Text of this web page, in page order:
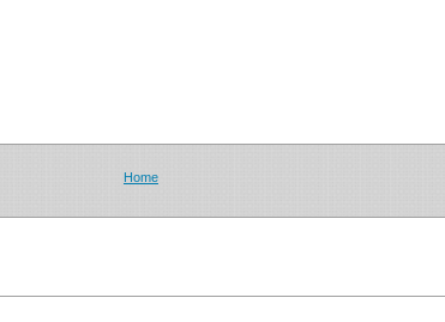
Home